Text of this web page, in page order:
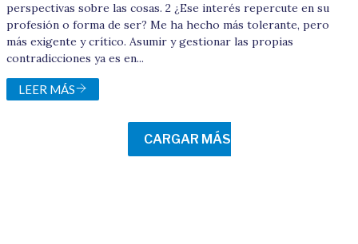
perspectivas sobre las cosas. 2 ¿Ese interés repercute en su
profesión o forma de ser? Me ha hecho más tolerante, pero
más exigente y crítico. Asumir y gestionar las propias
contradicciones ya es en...
LEER MÁS
CARGAR MÁS